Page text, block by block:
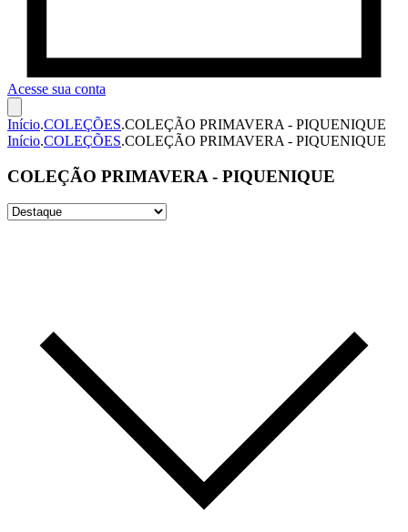
Acesse sua conta
Início.COLEÇÕES.COLEÇÃO PRIMAVERA - PIQUENIQUE
Início.COLEÇÕES.COLEÇÃO PRIMAVERA - PIQUENIQUE
COLEÇÃO PRIMAVERA - PIQUENIQUE